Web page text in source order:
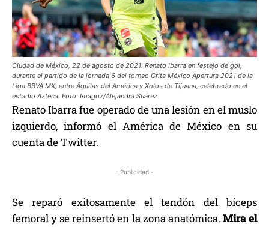
Ciudad de México, 22 de agosto de 2021. Renato Ibarra en festejo de gol,
durante el partido de la jornada 6 del torneo Grita México Apertura 2021 de la
Liga BBVA MX, entre Águilas del América y Xolos de Tijuana, celebrado en el
estadio Azteca. Foto: Imago7/Alejandra Suárez
Renato Ibarra fue operado de una lesión en el muslo
izquierdo, informó el América de México en su
cuenta de Twitter.
- Publicidad -
Se reparó exitosamente el tendón del bíceps
femoral y se reinsertó en la zona anatómica. Mira el